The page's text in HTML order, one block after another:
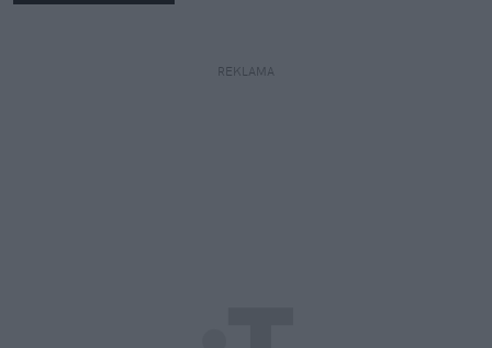
REKLAMA